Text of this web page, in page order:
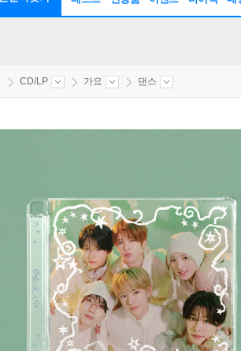
CD/LP 가요 댄스